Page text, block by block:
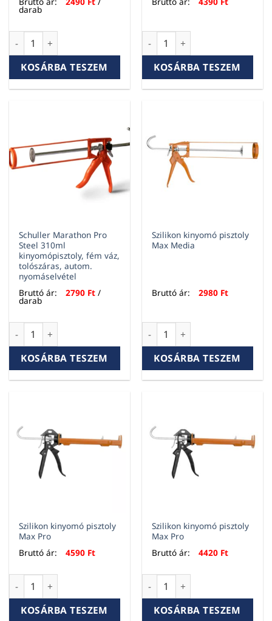
darab
SCHULLER KINYOMÓPISZTOLY FOGASLÉCES 310 ML
KOSÁRBA TESZEM
SCHULLER
KOSÁRBA TESZEM
Schuller Marathon Pro
Steel 310ml
kinyomópisztoly, fém váz,
tolószáras, autom.
nyomáselvétel
Bruttó ár:
2790 Ft /
darab
Schuller Marathon Pro Steel 310ml kinyomópisztoly, fém
KOSÁRBA TESZEM
Szilikon kinyomó pisztoly
Max Media
Bruttó ár: 2980 Ft
Szilikon kinyomó pisztoly
KOSÁRBA TESZEM
Szilikon kinyomó pisztoly
Max Pro
Bruttó ár:
4590 Ft
Szilikon kinyomó pisztoly Max Pro mennyiség
KOSÁRBA TESZEM
Szilikon kinyomó pisztoly
Max Pro
Bruttó ár:
4420 Ft
Szilikon kinyomó pisztoly
KOSÁRBA TESZEM